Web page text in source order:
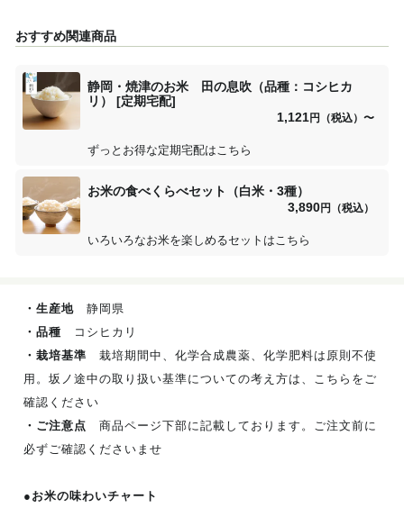
おすすめ関連商品
静岡・焼津のお米 田の息吹（品種：コシヒカ
リ） [定期宅配]
1,121円（税込）〜
ずっとお得な定期宅配はこちら
お米の食べくらべセット（白米・3種）
3,890円（税込）
いろいろなお米を楽しめるセットはこちら
・生産地静岡県
・品種 コシヒカリ
・栽培基準 栽培期間中、化学合成農薬、化学肥料は原則不使
用。坂ノ途中の取り扱い基準についての考え方は、こちらをご
確認ください
・ご注意点 商品ページ下部に記載しております。ご注文前に
必ずご確認くださいませ
●お米の味わいチャート